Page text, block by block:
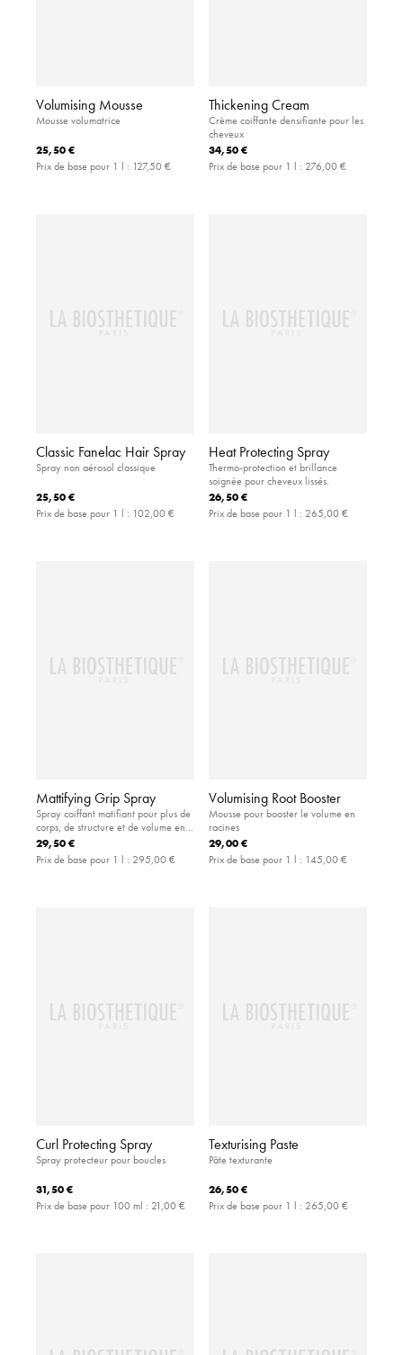
Volumising Mousse
Mousse volumatrice
25,50 €
Prix de base pour 1 l : 127,50 €
Thickening Cream
Crème coiffante densifiante pour les
cheveux
34,50 €
Prix de base pour 1 l : 276,00 €
Classic Fanelac Hair Spray
Spray non aérosol classique
25,50 €
Prix de base pour 1 l : 102,00 €
Heat Protecting Spray
Thermo-protection et brillance
soignée pour cheveux lissés.
26,50 €
Prix de base pour 1 l : 265,00 €
Mattifying Grip Spray
Spray coiffant matifiant pour plus de
corps, de structure et de volume en
racines
29,50 €
Prix de base pour 1 l : 295,00 €
Volumising Root Booster
Mousse pour booster le volume en
racines
29,00 €
Prix de base pour 1 l : 145,00 €
Curl Protecting Spray
Spray protecteur pour boucles
31,50 €
Prix de base pour 100 ml : 21,00 €
Texturising Paste
Pâte texturante
26,50 €
Prix de base pour 1 l : 265,00 €